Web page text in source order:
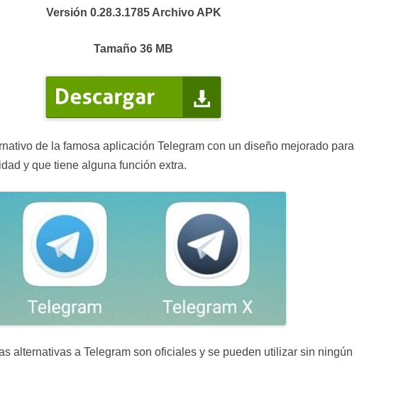
Versión 0.28.3.1785 Archivo APK
Tamaño 36 MB
de la famosa aplicación Telegram con un diseño mejorado para
y que tiene alguna función extra.
alternativas a Telegram son oficiales y se pueden utilizar sin ningún